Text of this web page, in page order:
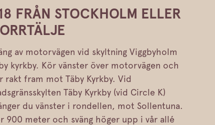
FRÅN STOCKHOLM ELLER
av motorvägen vid skyltning Viggbyholm
kyrkby. Kör vänster över motorvägen och
rakt fram mot Täby Kyrkby. Vid
Täby Kyrkby (vid Circle K)
du vänster i rondellen, mot Sollentuna.
900 meter och sväng höger upp i vår allé